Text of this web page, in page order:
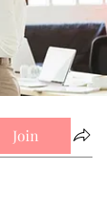
Join